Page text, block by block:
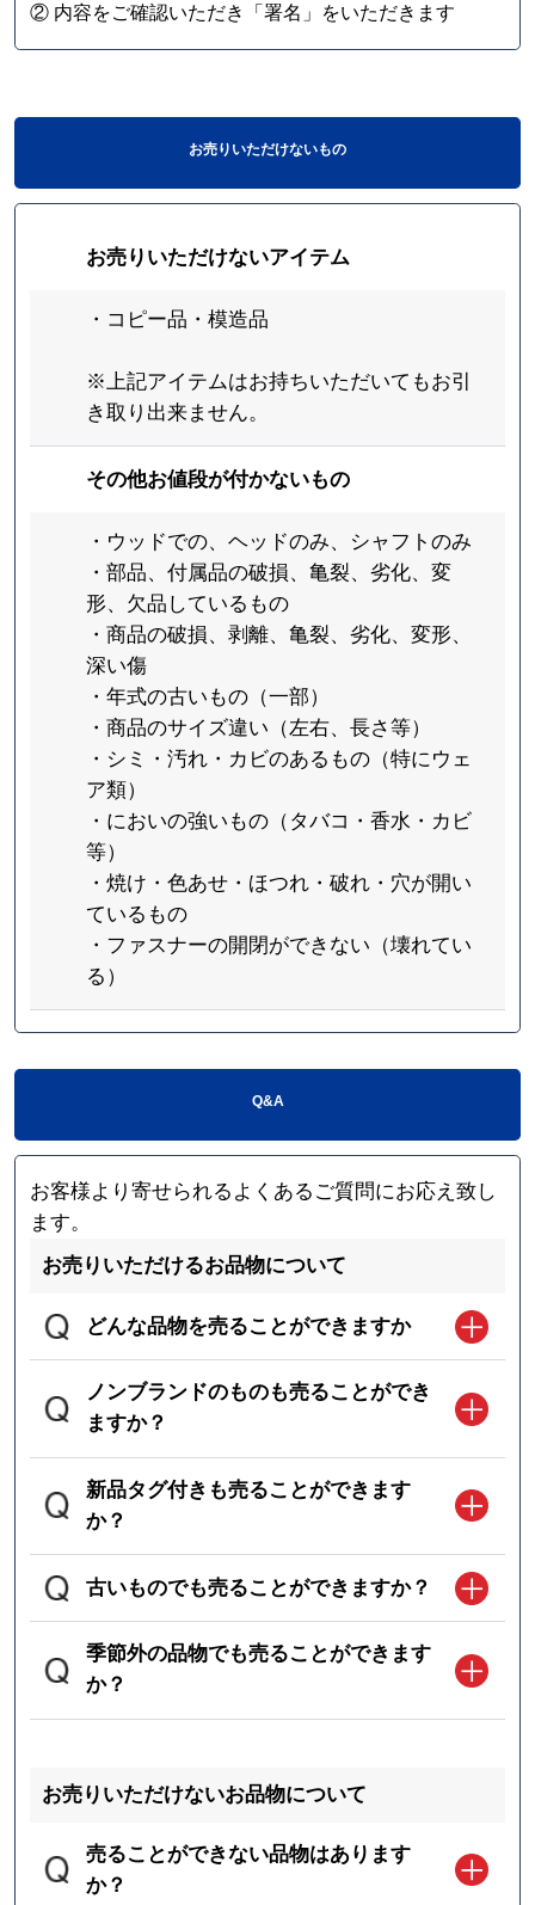
② 内容をご確認いただき「署名」をいただきます
お売りいただけないもの
お売りいただけないアイテム
・コピー品・模造品
※上記アイテムはお持ちいただいてもお引
き取り出来ません。
その他お値段が付かないもの
・ウッドでの、ヘッドのみ、シャフトのみ
・部品、付属品の破損、亀裂、劣化、変
形、欠品しているもの
・商品の破損、剥離、亀裂、劣化、変形、
深い傷
・年式の古いもの（一部）
・商品のサイズ違い（左右、長さ等）
・シミ・汚れ・カビのあるもの（特にウェ
ア類）
・においの強いもの（タバコ・香水・カビ
等）
・焼け・色あせ・ほつれ・破れ・穴が開い
ているもの
・ファスナーの開閉ができない（壊れてい
る）
Q&A
お客様より寄せられるよくあるご質問にお応え致し
ます。
お売りいただけるお品物について
どんな品物を売ることができますか
ノンブランドのものも売ることができ
ますか？
新品タグ付きも売ることができます
か？
古いものでも売ることができますか？
季節外の品物でも売ることができます
か？
お売りいただけないお品物について
売ることができない品物はあります
か？